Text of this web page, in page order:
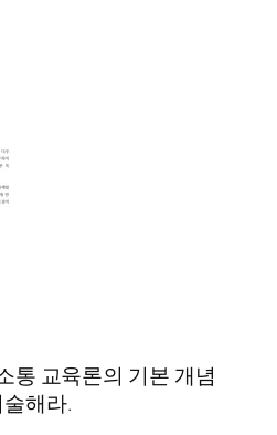
통 교육론의 기본 개념
해라.